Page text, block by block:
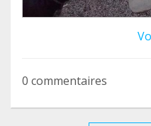
0 commentaires